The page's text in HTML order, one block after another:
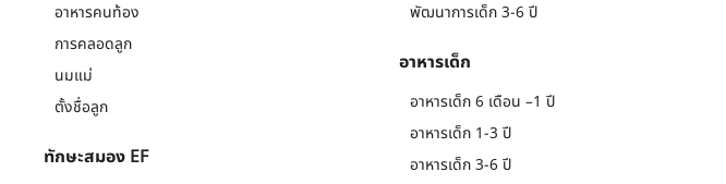
อาหารคนท้อง
การคลอดลูก
นมแม่
ตั้งชื่อลูก
ทักษะสมอง EF
พัฒนาการเด็ก 3-6 ปี
อาหารเด็ก
อาหารเด็ก 6 เดือน –1 ปี
อาหารเด็ก 1-3 ปี
อาหารเด็ก 3-6 ปี